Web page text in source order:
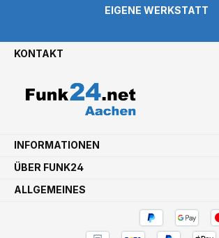
EIGENE WERKSTATT
KONTAKT
INFORMATIONEN
ÜBER FUNK24
ALLGEMEINES